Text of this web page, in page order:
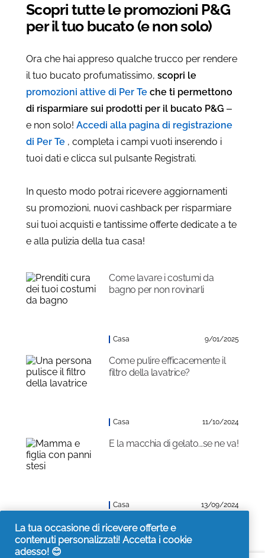
Scopri tutte le promozioni P&G
per il tuo bucato (e non solo)
Ora che hai appreso qualche trucco per rendere
il tuo bucato profumatissimo, scopri le
promozioni attive di Per Te che ti permettono
di risparmiare sui prodotti per il bucato P&G –
e non solo! Accedi alla pagina di registrazione
di Per Te , completa i campi vuoti inserendo i
tuoi dati e clicca sul pulsante Registrati.
In questo modo potrai ricevere aggiornamenti
su promozioni, nuovi cashback per risparmiare
sui tuoi acquisti e tantissime offerte dedicate a te
e alla pulizia della tua casa!
Come lavare i costumi da
bagno per non rovinarli
Casa 9/01/2025
Come pulire efficacemente il
filtro della lavatrice?
Casa 11/10/2024
E la macchia di gelato...se ne va!
Casa 13/09/2024
La tua occasione di ricevere offerte e
contenuti personalizzati! Accetta i cookie
adesso! 😊